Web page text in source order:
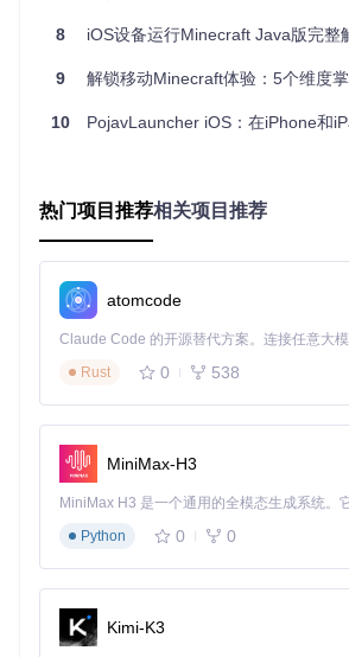
# 1. 更新语言列表
chmod +x scripts/
bash scripts/languagelist_updater.sh
# 2. 构建GLFW存根库
./gradlew :jre_lwjgl3glfw:build
# 3. 构建启动器主体
ebug/目录，文件名通常为
验证与安装步骤
安装前建议执行以下验证步骤：
确认设备已开启"未知来源安装"权限
通过ADB安装进行调试：
8 iOS设备运行Minecraft Java版完整解决方案：
9 解锁移动Minecraft体验：5个维度
10 PojavLauncher iOS：在iPhone和iPad上体验
热门项目推荐相关项目推荐
atomcode
Rust
0 538
MiniMax-H3
Python
0 0
Kimi-K3